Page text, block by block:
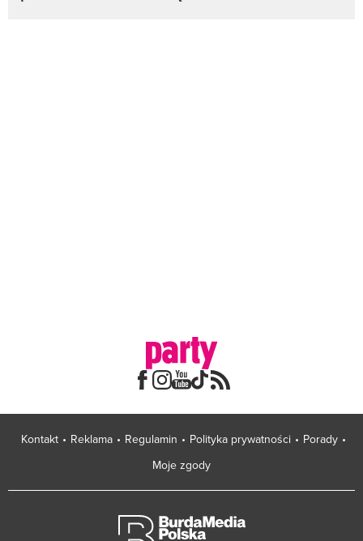
Kontakt Reklama Regulamin Polityka prywatności
Porady
Moje zgody